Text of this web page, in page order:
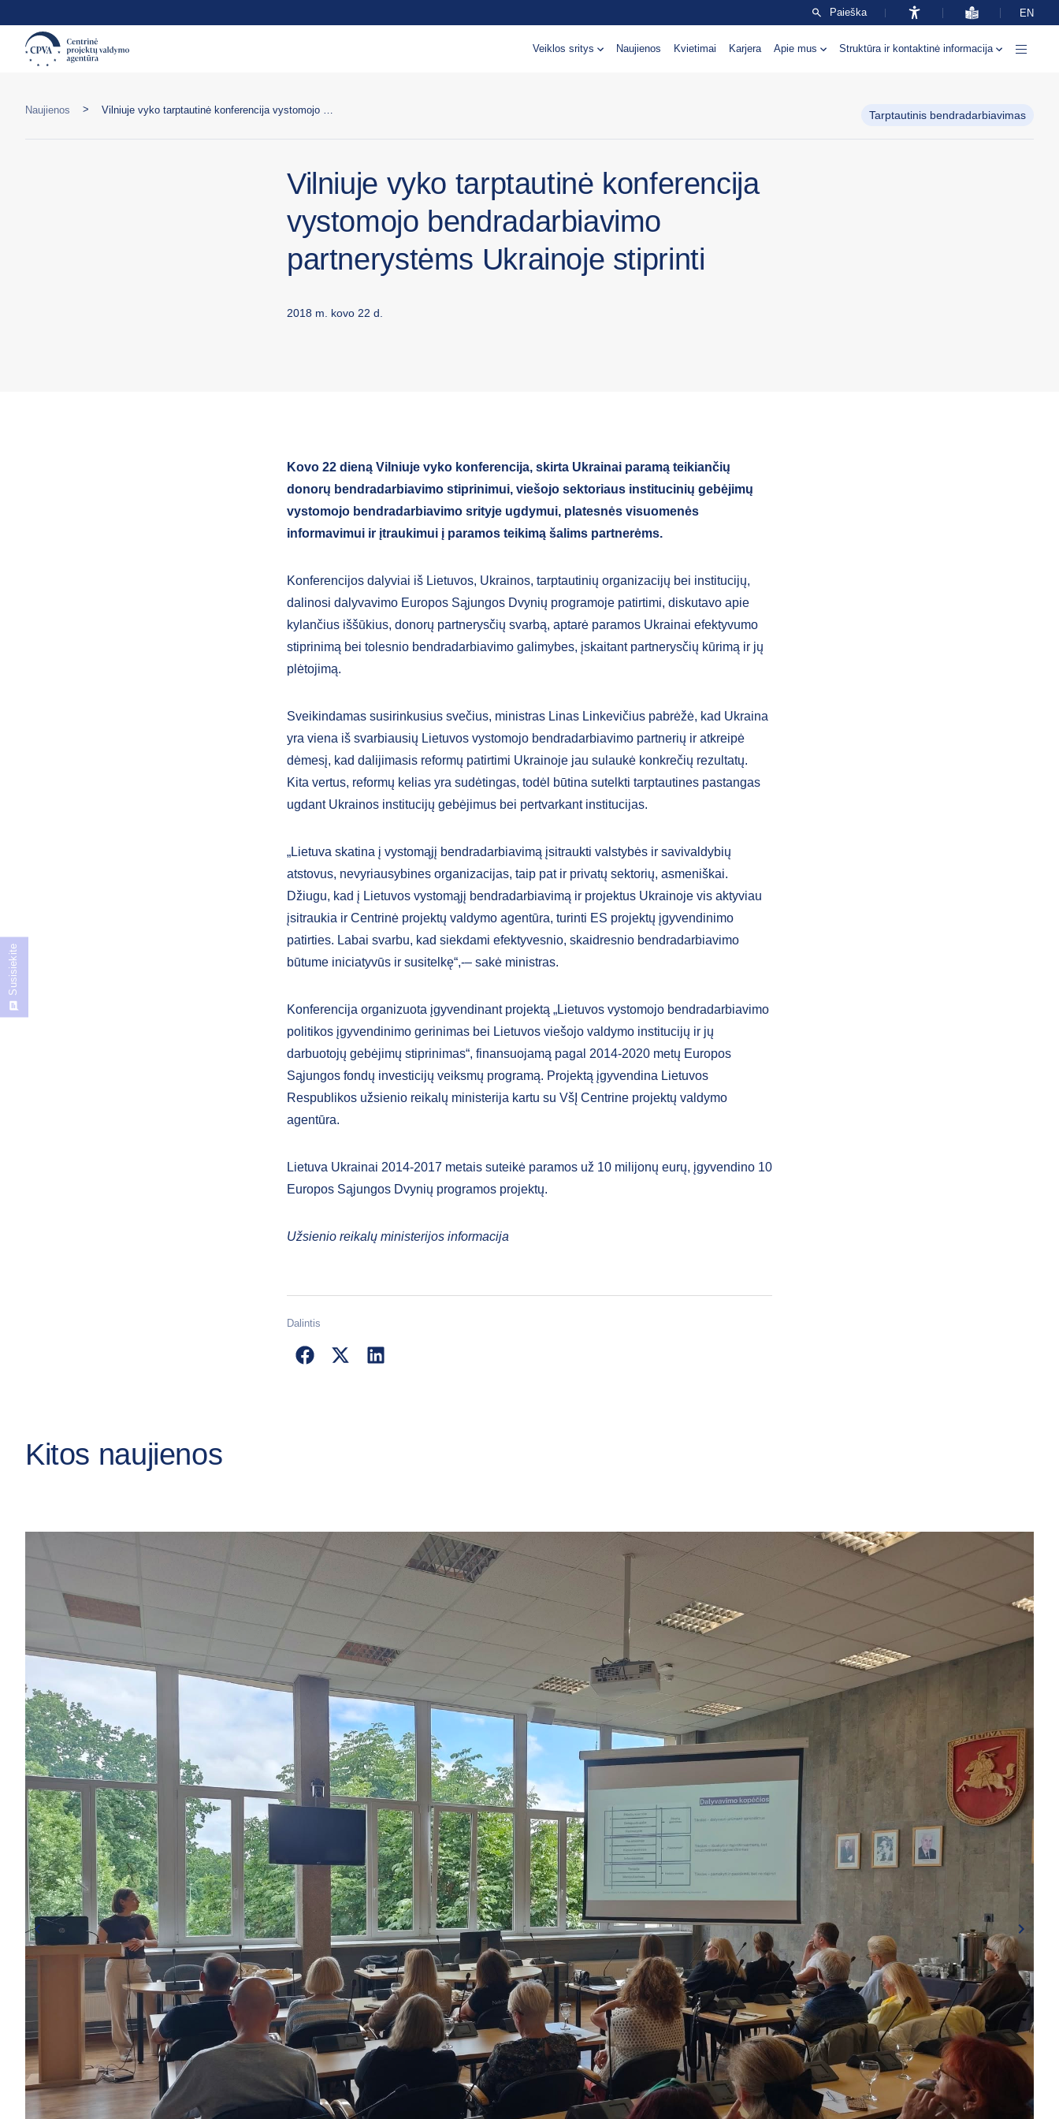
Paieška EN
Veiklos sritys Naujienos Kvietimai Karjera Apie mus Struktūra ir kontaktinė informacija
Naujienos > Tarptautinis bendradarbiavimas
Vilniuje vyko tarptautinė konferencija
vystomojo bendradarbiavimo
partnerystėms Ukrainoje stiprinti
2018 m. kovo 22 d.
Kovo 22 dieną Vilniuje vyko konferencija, skirta Ukrainai paramą teikiančių
donorų bendradarbiavimo stiprinimui, viešojo sektoriaus institucinių gebėjimų
vystomojo bendradarbiavimo srityje ugdymui, platesnės visuomenės
informavimui ir įtraukimui į paramos teikimą šalims partnerėms.
Konferencijos dalyviai iš Lietuvos, Ukrainos, tarptautinių organizacijų bei institucijų,
dalinosi dalyvavimo Europos Sąjungos Dvynių programoje patirtimi, diskutavo apie
kylančius iššūkius, donorų partnerysčių svarbą, aptarė paramos Ukrainai efektyvumo
stiprinimą bei tolesnio bendradarbiavimo galimybes, įskaitant partnerysčių kūrimą ir jų
plėtojimą.
Sveikindamas susirinkusius svečius, ministras Linas Linkevičius pabrėžė, kad Ukraina
yra viena iš svarbiausių Lietuvos vystomojo bendradarbiavimo partnerių ir atkreipė
dėmesį, kad dalijimasis reformų patirtimi Ukrainoje jau sulaukė konkrečių rezultatų.
Kita vertus, reformų kelias yra sudėtingas, todėl būtina sutelkti tarptautines pastangas
ugdant Ukrainos institucijų gebėjimus bei pertvarkant institucijas.
„Lietuva skatina į vystomąjį bendradarbiavimą įsitraukti valstybės ir savivaldybių
atstovus, nevyriausybines organizacijas, taip pat ir privatų sektorių, asmeniškai.
Džiugu, kad į Lietuvos vystomąjį bendradarbiavimą ir projektus Ukrainoje vis aktyviau
įsitraukia ir Centrinė projektų valdymo agentūra, turinti ES projektų įgyvendinimo
patirties. Labai svarbu, kad siekdami efektyvesnio, skaidresnio bendradarbiavimo
būtume iniciatyvūs ir susitelkę“,-– sakė ministras.
Konferencija organizuota įgyvendinant projektą „Lietuvos vystomojo bendradarbiavimo
politikos įgyvendinimo gerinimas bei Lietuvos viešojo valdymo institucijų ir jų
darbuotojų gebėjimų stiprinimas“, finansuojamą pagal 2014-2020 metų Europos
Sąjungos fondų investicijų veiksmų programą. Projektą įgyvendina Lietuvos
Respublikos užsienio reikalų ministerija kartu su VšĮ Centrine projektų valdymo
agentūra.
Lietuva Ukrainai 2014-2017 metais suteikė paramos už 10 milijonų eurų, įgyvendino 10
Europos Sąjungos Dvynių programos projektų.
Užsienio reikalų ministerijos informacija
Dalintis
Kitos naujienos
Susisiekite